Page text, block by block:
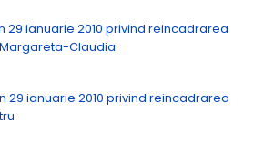
29 ianuarie 2010 privind reincadrarea
Claudia
29 ianuarie 2010 privind reincadrarea